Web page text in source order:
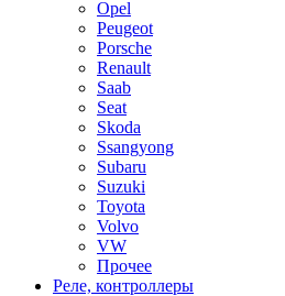
Opel
Peugeot
Porsche
Renault
Saab
Seat
Skoda
Ssangyong
Subaru
Suzuki
Toyota
Volvo
VW
Прочее
Реле, контроллеры